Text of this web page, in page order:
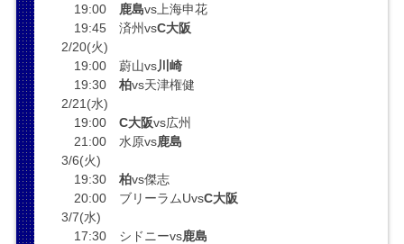
19:00
鹿島vs上海申花
19:45 済州vsC大阪
2/20(火)
19:00 蔚山vs川崎
19:30 柏vs天津権健
2/21(水)
19:00 C大阪vs広州
21:00 水原vs鹿島
3/6(火)
19:30 柏vs傑志
20:00 ブリーラムUvsC大阪
3/7(水)
17:30 シドニーvs鹿島